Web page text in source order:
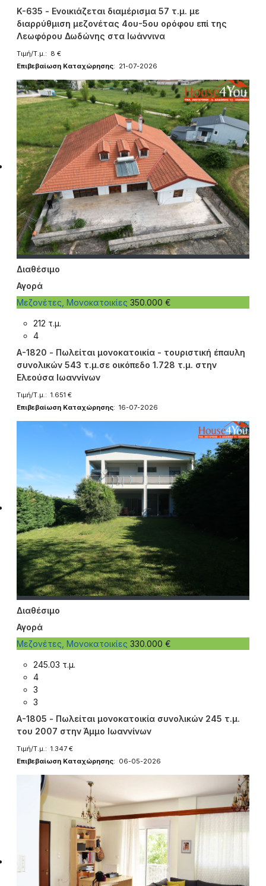
K-635 - Ενοικιάζεται διαμέρισμα 57 τ.μ. με
διαρρύθμιση μεζονέτας 4ου-5ου ορόφου επί της
Λεωφόρου Δωδώνης στα Ιωάννινα
Τιμή/Τ.μ.: 8 €
Επιβεβαίωση Καταχώρησης: 21-07-2026
Διαθέσιμο
Αγορά
Μεζονέτες, Μονοκατοικίες 350.000 €
212 τ.μ.
4
A-1820 - Πωλείται μονοκατοικία - τουριστική έπαυλη
συνολικών 543 τ.μ.σε οικόπεδο 1.728 τ.μ. στην
Ελεούσα Ιωαννίνων
Τιμή/Τ.μ.: 1.651 €
Επιβεβαίωση Καταχώρησης: 16-07-2026
Διαθέσιμο
Αγορά
Μεζονέτες, Μονοκατοικίες 330.000 €
245.03 τ.μ.
4
3
3
A-1805 - Πωλείται μονοκατοικία συνολικών 245 τ.μ.
του 2007 στην Άμμο Ιωαννίνων
Τιμή/Τ.μ.: 1.347 €
Επιβεβαίωση Καταχώρησης: 06-05-2026